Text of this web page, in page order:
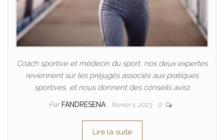
Coach sportive et médecin du sport, nos deux expertes
reviennent sur les préjugés associés aux pratiques
sportives, et nous donnent des conseils avis1
Par FANDRESENA février 1, 2023 0
Lire la suite